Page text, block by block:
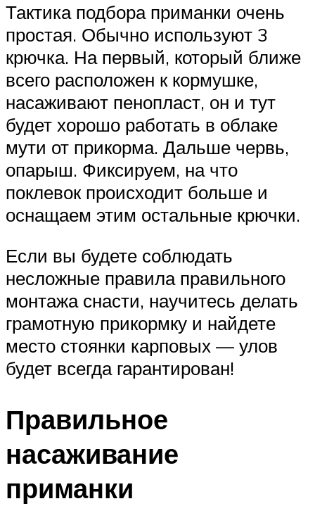
Тактика подбора приманки очень
простая. Обычно используют 3
крючка. На первый, который ближе
всего расположен к кормушке,
насаживают пенопласт, он и тут
будет хорошо работать в облаке
мути от прикорма. Дальше червь,
опарыш. Фиксируем, на что
поклевок происходит больше и
оснащаем этим остальные крючки.
Если вы будете соблюдать
несложные правила правильного
монтажа снасти, научитесь делать
грамотную прикормку и найдете
место стоянки карповых — улов
будет всегда гарантирован!
Правильное
насаживание
приманки